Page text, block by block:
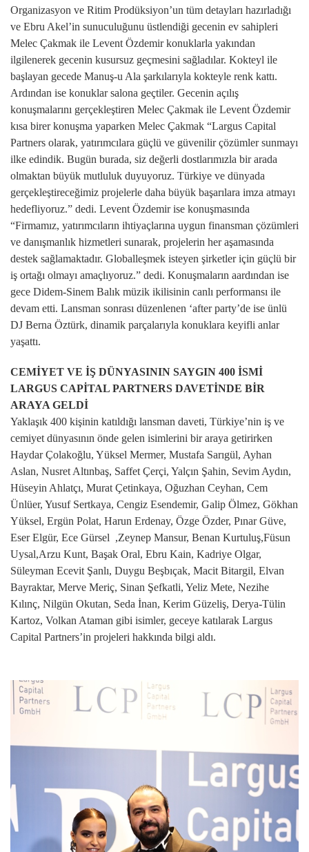
Organizasyon ve Ritim Prodüksiyon’un tüm detayları hazırladığı
ve Ebru Akel’in sunuculuğunu üstlendiği gecenin ev sahipleri
Melec Çakmak ile Levent Özdemir konuklarla yakından
ilgilenerek gecenin kusursuz geçmesini sağladılar. Kokteyl ile
başlayan gecede Manuş-u Ala şarkılarıyla kokteyle renk kattı.
Ardından ise konuklar salona geçtiler. Gecenin açılış
konuşmalarını gerçekleştiren Melec Çakmak ile Levent Özdemir
kısa birer konuşma yaparken Melec Çakmak “Largus Capital
Partners olarak, yatırımcılara güçlü ve güvenilir çözümler sunmayı
ilke edindik. Bugün burada, siz değerli dostlarımızla bir arada
olmaktan büyük mutluluk duyuyoruz. Türkiye ve dünyada
gerçekleştireceğimiz projelerle daha büyük başarılara imza atmayı
hedefliyoruz.” dedi. Levent Özdemir ise konuşmasında
“Firmamız, yatırımcıların ihtiyaçlarına uygun finansman çözümleri
ve danışmanlık hizmetleri sunarak, projelerin her aşamasında
destek sağlamaktadır. Globalleşmek isteyen şirketler için güçlü bir
iş ortağı olmayı amaçlıyoruz.” dedi. Konuşmaların aardından ise
gece Didem-Sinem Balık müzik ikilisinin canlı performansı ile
devam etti. Lansman sonrası düzenlenen ‘after party’de ise ünlü
DJ Berna Öztürk, dinamik parçalarıyla konuklara keyifli anlar
yaşattı.
CEMİYET VE İŞ DÜNYASININ SAYGIN 400 İSMİ
LARGUS CAPİTAL PARTNERS DAVETİNDE BİR
ARAYA GELDİ
Yaklaşık 400 kişinin katıldığı lansman daveti, Türkiye’nin iş ve
cemiyet dünyasının önde gelen isimlerini bir araya getirirken
Haydar Çolakoğlu, Yüksel Mermer, Mustafa Sarıgül, Ayhan
Aslan, Nusret Altınbaş, Saffet Çerçi, Yalçın Şahin, Sevim Aydın,
Hüseyin Ahlatçı, Murat Çetinkaya, Oğuzhan Ceyhan, Cem
Ünlüer, Yusuf Sertkaya, Cengiz Esendemir, Galip Ölmez, Gökhan
Yüksel, Ergün Polat, Harun Erdenay, Özge Özder, Pınar Güve,
Eser Elgür, Ece Gürsel ,Zeynep Mansur, Benan Kurtuluş,Füsun
Uysal,Arzu Kunt, Başak Oral, Ebru Kain, Kadriye Olgar,
Süleyman Ecevit Şanlı, Duygu Beşbıçak, Macit Bitargil, Elvan
Bayraktar, Merve Meriç, Sinan Şefkatli, Yeliz Mete, Nezihe
Kılınç, Nilgün Okutan, Seda İnan, Kerim Güzeliş, Derya-Tülin
Kartoz, Volkan Ataman gibi isimler, geceye katılarak Largus
Capital Partners’in projeleri hakkında bilgi aldı.